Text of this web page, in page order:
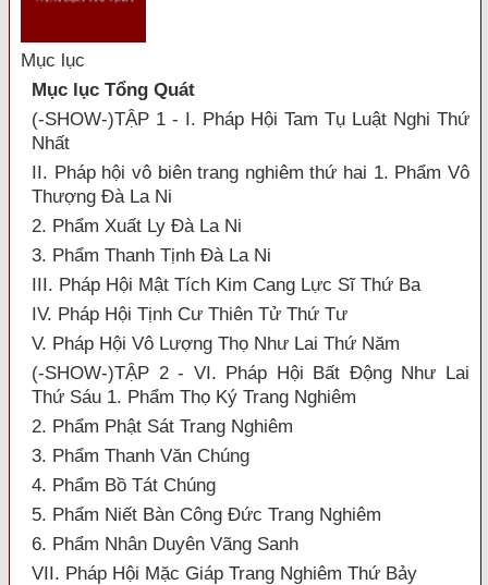
Mục lục
Mục lục Tổng Quát
(-SHOW-)TẬP 1 - I. Pháp Hội Tam Tụ Luật Nghi Thứ
Nhất
II. Pháp hội vô biên trang nghiêm thứ hai 1. Phẩm Vô
Thượng Đà La Ni
2. Phẩm Xuất Ly Đà La Ni
3. Phẩm Thanh Tịnh Đà La Ni
III. Pháp Hội Mật Tích Kim Cang Lực Sĩ Thứ Ba
IV. Pháp Hội Tịnh Cư Thiên Tử Thứ Tư
V. Pháp Hội Vô Lượng Thọ Như Lai Thứ Năm
(-SHOW-)TẬP 2 - VI. Pháp Hội Bất Động Như Lai
Thứ Sáu 1. Phẩm Thọ Ký Trang Nghiêm
2. Phẩm Phật Sát Trang Nghiêm
3. Phẩm Thanh Văn Chúng
4. Phẩm Bồ Tát Chúng
5. Phẩm Niết Bàn Công Đức Trang Nghiêm
6. Phẩm Nhân Duyên Vãng Sanh
VII. Pháp Hội Mặc Giáp Trang Nghiêm Thứ Bảy